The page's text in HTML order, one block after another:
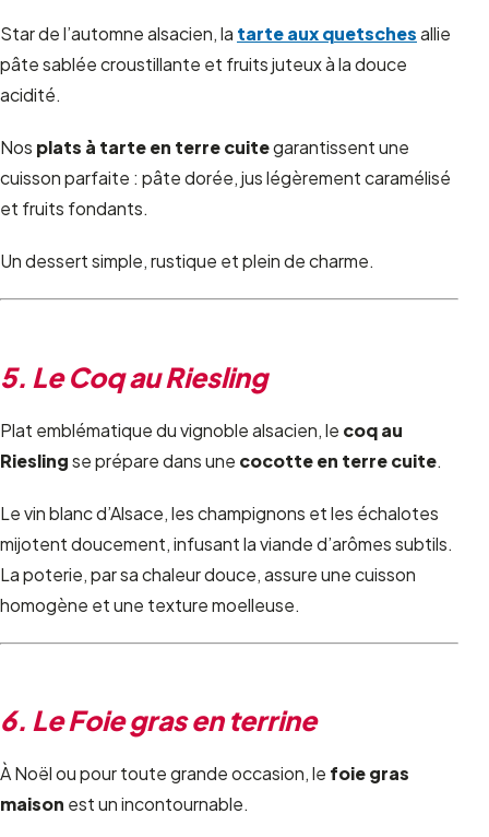
Star de l’automne alsacien, la tarte aux quetschesallie
pâte sablée croustillante et fruits juteux à la douce
acidité.
Nos plats à tarte en terre cuitegarantissent une
cuisson parfaite : pâte dorée, jus légèrement caramélisé
et fruits fondants.
Un dessert simple, rustique et plein de charme.
5. Le Coq au Riesling
Plat emblématique du vignoble alsacien, le coq au
Rieslingse prépare dans une cocotte en terre cuite.
Le vin blanc d’Alsace, les champignons et les échalotes
mijotent doucement, infusant la viande d’arômes subtils.
La poterie, par sa chaleur douce, assure une cuisson
homogène et une texture moelleuse.
6. Le Foie gras en terrine
À Noël ou pour toute grande occasion, le foie gras
maison est un incontournable.